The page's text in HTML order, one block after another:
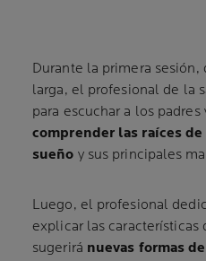
Durante la primera sesión,
larga, el profesional de la
para escuchar a los
comprender las raíces
sueño y sus principales
Luego, el profesional
explicar las características
sugerirá nuevas formas